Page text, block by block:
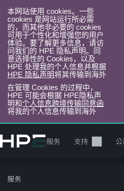
本网站使用 cookies。一些
cookies 是网站运行所必需
的，而其他非必要的 cookies
可用于个性化和增强您的用户
体验。要了解更多信息，请访
问我们的 HPE 隐私声明。同
意选择性的 Cookies，以及
HPE 处理我的个人信息并根据
HPE 隐私声明将其传输到海外
在管理 Cookies 的过程中，
HPE 可能会根据 HPE隐私声
明和个人信息跨境传输同意函
将我的个人信息传输到海外
转
到
目
录
产品 服务 支持
服务
HPE